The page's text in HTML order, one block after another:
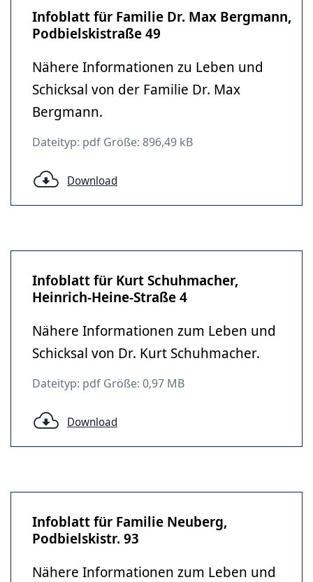
Infoblatt für Familie Dr. Max Bergmann,
Podbielskistraße 49
Nähere Informationen zu Leben und
Schicksal von der Familie Dr. Max
Bergmann.
Dateityp: pdf Größe: 896,49 kB
Download
Infoblatt für Kurt Schuhmacher,
Heinrich-Heine-Straße 4
Nähere Informationen zum Leben und
Schicksal von Dr. Kurt Schuhmacher.
Dateityp: pdf Größe: 0,97 MB
Download
Infoblatt für Familie Neuberg,
Podbielskistr. 93
Nähere Informationen zum Leben und